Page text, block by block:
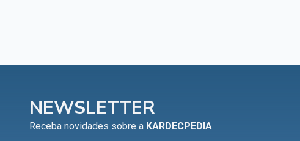
NEWSLETTER
Receba novidades sobre a KARDECPEDIA